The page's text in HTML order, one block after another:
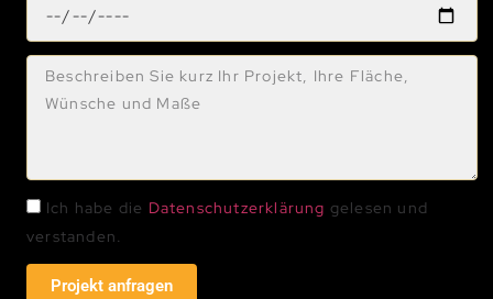
Ich habe die Datenschutzerklärung gelesen und
verstanden.
Projekt anfragen